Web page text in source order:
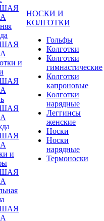
и
и
НОСКИ И
КОЛГОТКИ
Гольфы
Колготки
Колготки
гимнастические
Колготки
капроновые
Колготки
нарядные
Леггинсы
женские
Носки
Носки
нарядные
Термоноски